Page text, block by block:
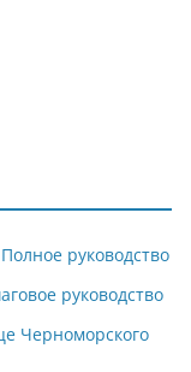
руководство
руководство
Черноморского